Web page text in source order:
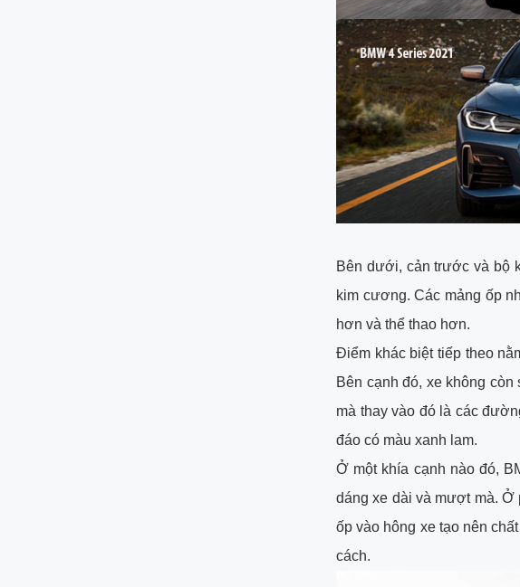
Bên dưới, cản trước và bộ
kim cương. Các mảng ốp
hơn và thể thao hơn.
Điểm khác biệt tiếp theo
Bên cạnh đó, xe không
mà thay vào đó là các
đáo có màu xanh lam.
Ở một khía cạnh nào đó,
dáng xe dài và mượt mà. Ở
ốp vào hông xe tạo nên
cách.